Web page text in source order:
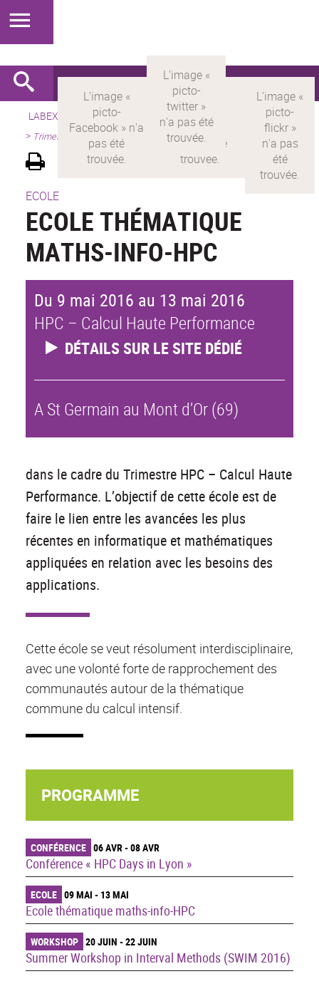
LABEX > LABEX MILYON Version française
Présentation
> Trimestres et mois thématiques
ECOLE
ECOLE THÉMATIQUE
MATHS-INFO-HPC
Du 9 mai 2016 au 13 mai 2016
HPC – Calcul Haute Performance
DÉTAILS SUR LE SITE DÉDIÉ
A St Germain au Mont d’Or (69)
dans le cadre du Trimestre HPC – Calcul Haute
Performance. L’objectif de cette école est de
faire le lien entre les avancées les plus
récentes en informatique et mathématiques
appliquées en relation avec les besoins des
applications.
Cette école se veut résolument interdisciplinaire,
avec une volonté forte de rapprochement des
communautés autour de la thématique
commune du calcul intensif.
PROGRAMME
CONFÉRENCE 06 AVR - 08 AVR
Conférence « HPC Days in Lyon »
ECOLE 09 MAI - 13 MAI
Ecole thématique maths-info-HPC
WORKSHOP 20 JUIN - 22 JUIN
Summer Workshop in Interval Methods (SWIM 2016)